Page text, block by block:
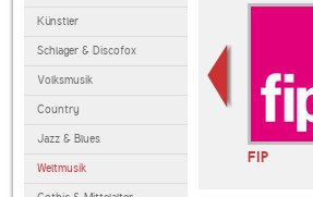
Künstler
Schlager & Discofox
Volksmusik
Country
Jazz & Blues
Weltmusik
FIP